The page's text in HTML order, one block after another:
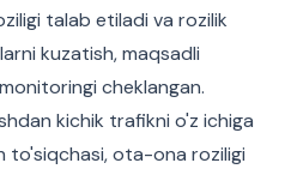
talab etiladi va rozilik
kuzatish, maqsadli
cheklangan.
kichik trafikni o'z ichiga
to'siqchasi, ota-ona roziligi